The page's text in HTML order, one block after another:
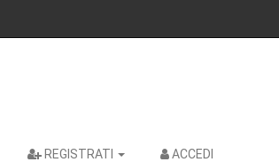
REGISTRATI ACCEDI